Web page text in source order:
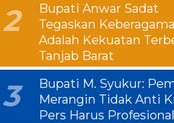
2
Bupati Anwar Sadat
Tegaskan
Adalah Kekuatan
Tanjab Barat
3
Bupati M. Syukur:
Merangin Tidak Anti
Pers Harus Profesional